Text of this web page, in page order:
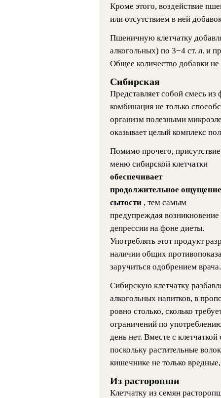
Кроме этого, воздействие
или отсутствием в ней
Пшеничную клетчатку
алкогольных) по 3−4 ст. л. и
Общее количество добавки
Сибирская
Представляет собой смесь
комбинация не только
организм полезными
оказывает целый комплекс
Помимо прочего,
меню сибирской клетчатки
обеспечивает
продолжительное ощущение
сытости , тем самым
предупреждая возникновение
депрессии на фоне диеты.
Употреблять этот продукт
наличии общих
заручиться одобрением врача.
Сибирскую клетчатку
алкогольных напитков, в
ровно столько, сколько
ограничений по
день нет. Вместе с
поскольку растительные
кишечнике не только
Из расторопши
Клетчатку из семян